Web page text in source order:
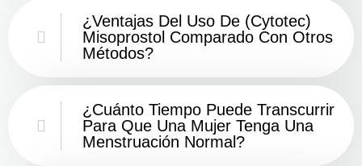
¿Ventajas Del Uso De (Cytotec)
Misoprostol Comparado Con Otros
Métodos?
¿Cuánto Tiempo Puede Transcurrir
Para Que Una Mujer Tenga Una
Menstruación Normal?